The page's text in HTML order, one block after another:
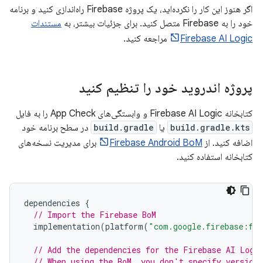
اگر هنوز این کار را نکرده‌اید، یک پروژه Firebase راه‌اندازی کنید و برنامه
خود را به Firebase متصل کنید. برای جزئیات بیشتر، به
مستندات
Firebase AI Logic
مراجعه کنید.
پروژه اندروید خود را تنظیم کنید
کتابخانه Firebase AI Logic و وابستگی‌های App Check را به فایل
build.gradle.kts یا build.gradle در سطح برنامه خود
اضافه کنید. از Firebase Android BoM
برای مدیریت نسخه‌های
کتابخانه استفاده کنید.
dependencies {
// Import the Firebase BoM
implementation(platform(
// Add the dependencies for the Firebase AI